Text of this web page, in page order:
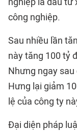
công nghiệp.
Sau nhiều lần
này tăng 100 tỷ
Nhưng ngay
Hưng lại giảm
lệ của công ty
Đại diện pháp